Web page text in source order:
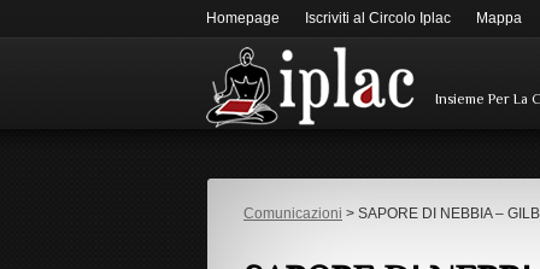
Homepage Iscriviti al Circolo Iplac Mappa
Insieme Per La
Comunicazioni > SAPORE DI NEBBIA –